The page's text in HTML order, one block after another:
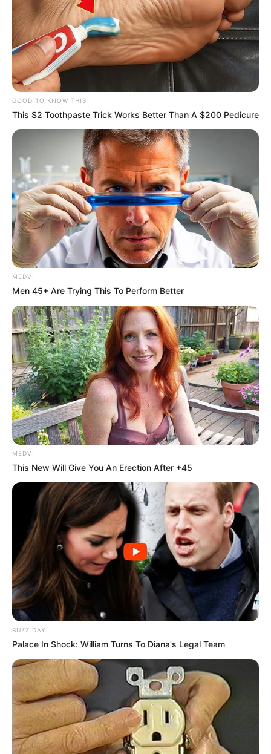
GOOD TO KNOW THIS
This $2 Toothpaste Trick Works Better Than A $200 Pedicure
MEDVI
Men 45+ Are Trying This To Perform Better
MEDVI
This New Will Give You An Erection After +45
BUZZ DAY
Palace In Shock: William Turns To Diana's Legal Team